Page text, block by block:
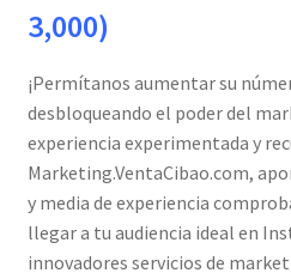
3,000)
¡Permítanos aumentar su
desbloqueando el poder del
experiencia experimentada y
Marketing.VentaCibao.com,
y media de experiencia
llegar a tu audiencia ideal en
innovadores servicios de